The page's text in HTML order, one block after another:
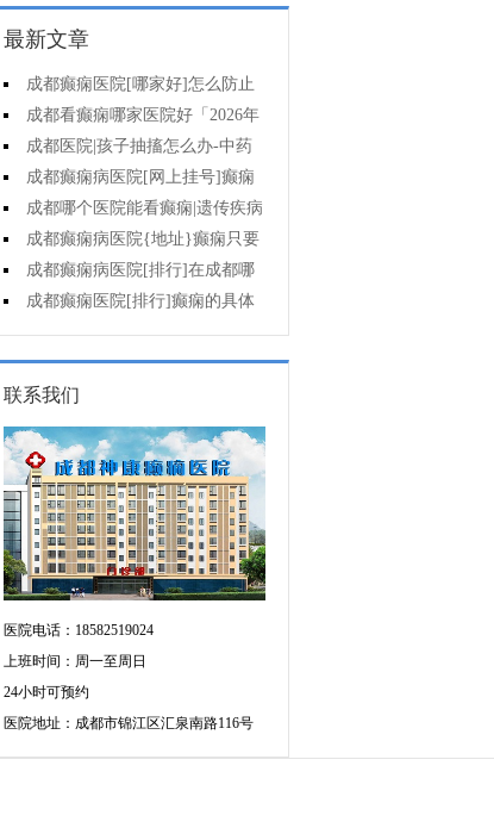
最新文章
成都癫痫医院[哪家好]怎么防止
癫痫发作?
成都看癫痫哪家医院好「2026年
度公布」生活中容易被忽视的癫痫
诱因有哪些?
成都医院|孩子抽搐怎么办-中药
治疗癫痫可以治好吗?
成都癫痫病医院[网上挂号]癫痫
的日常护理要点有哪些?
成都哪个医院能看癫痫|遗传疾病
中有癫痫吗?
成都癫痫病医院{地址}癫痫只要
手术就能治好吗?
成都癫痫病医院[排行]在成都哪
个医院专治儿童癫痫好?
成都癫痫医院[排行]癫痫的具体
症状有哪些?
联系我们
医院电话：18582519024
上班时间：周一至周日
24小时可预约
医院地址：成都市锦江区汇泉南路116号